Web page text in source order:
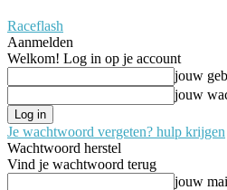
Raceflash
Aanmelden
Welkom! Log in op je account
jouw
jouw
Je wachtwoord vergeten? hulp krijgen
Wachtwoord herstel
Vind je wachtwoord terug
jouw